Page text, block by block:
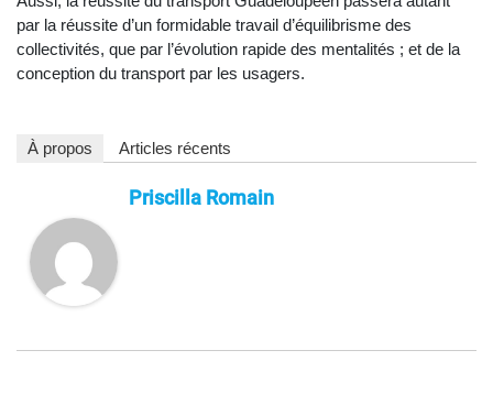
par la réussite d’un formidable travail d’équilibrisme des
collectivités, que par l’évolution rapide des mentalités ; et de la
conception du transport par les usagers.
À propos Articles récents
Priscilla Romain